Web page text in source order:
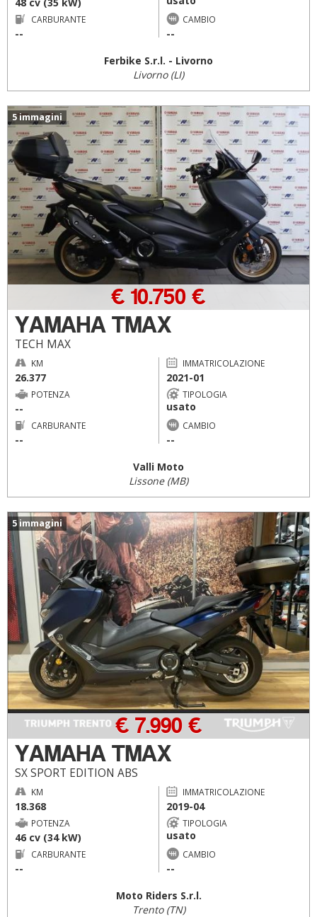
CARBURANTE
--
CAMBIO
--
Ferbike S.r.l. - Livorno
Livorno (LI)
5 immagini
YAMAHA TMAX
TECH MAX
€ 10.750 €
KM
26.377
IMMATRICOLAZIONE
2021-01
POTENZA
--
TIPOLOGIA
usato
CARBURANTE
--
CAMBIO
--
Valli Moto
Lissone (MB)
5 immagini
YAMAHA TMAX
SX SPORT EDITION ABS
€ 7.990 €
KM
18.368
IMMATRICOLAZIONE
2019-04
POTENZA
46 cv (34 kW)
TIPOLOGIA
usato
CARBURANTE
--
CAMBIO
--
Moto Riders S.r.l.
Trento (TN)